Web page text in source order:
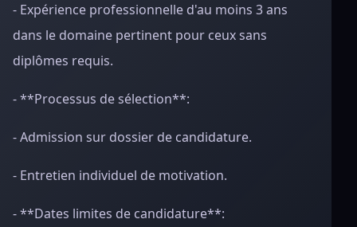
- Expérience professionnelle d'au moins 3 ans
dans le domaine pertinent pour ceux sans
diplômes requis.
- **Processus de sélection**:
- Admission sur dossier de candidature.
- Entretien individuel de motivation.
- **Dates limites de candidature**: